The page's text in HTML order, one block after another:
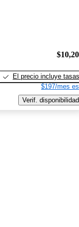
El precio incluye tasas
$197/mes
Verif. disponibilidad